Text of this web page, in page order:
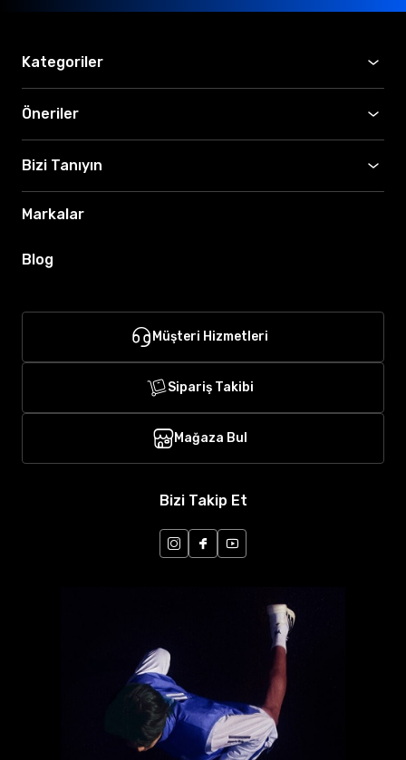
Kategoriler
Öneriler
Bizi Tanıyın
Markalar
Blog
Müşteri Hizmetleri
Sipariş Takibi
Mağaza Bul
Bizi Takip Et